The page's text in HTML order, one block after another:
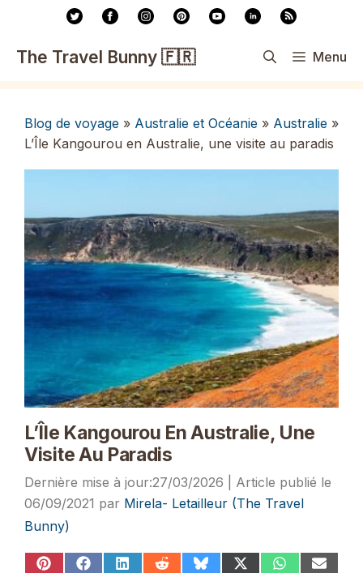
contenu
The Travel Bunny 🇫🇷 Menu
Blog de voyage » Australie et Océanie » Australie »
L’Île Kangourou en Australie, une visite au paradis
L’Île Kangourou En Australie, Une
Visite Au Paradis
27/03/2026
06/09/2021 par Mirela- Letailleur (The Travel
Bunny)
ShareShareShareShareShareShareShareShare